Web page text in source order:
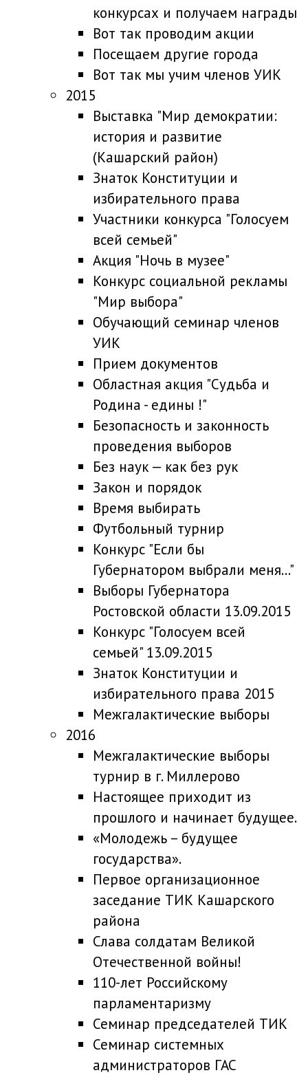
конкурсах и получаем награды
Вот так проводим акции
Посещаем другие города
Вот так мы учим членов УИК
2015
Выставка "Мир демократии:
история и развитие
(Кашарский район)
Знаток Конституции и
избирательного права
Участники конкурса "Голосуем
всей семьей"
Акция "Ночь в музее"
Конкурс социальной рекламы
"Мир выбора"
Обучающий семинар членов
УИК
Прием документов
Областная акция "Судьба и
Родина - едины !"
Безопасность и законность
проведения выборов
Без наук — как без рук
Закон и порядок
Время выбирать
Футбольный турнир
Конкурс "Если бы
Губернатором выбрали меня..."
Выборы Губернатора
Ростовской области 13.09.2015
Конкурс "Голосуем всей
семьей" 13.09.2015
Знаток Конституции и
избирательного права 2015
Межгалактические выборы
2016
Межгалактические выборы
турнир в г. Миллерово
Настоящее приходит из
прошлого и начинает будущее.
«Молодежь – будущее
государства».
Первое организационное
заседание ТИК Кашарского
района
Слава солдатам Великой
Отечественной войны!
110-лет Российскому
парламентаризму
Семинар председателей ТИК
Семинар системных
администраторов ГАС